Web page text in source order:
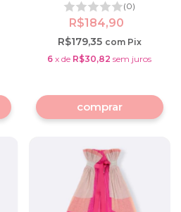
(0)
R$184,90
R$179,35 com Pix
6 xde R$30,82 sem juros
comprar